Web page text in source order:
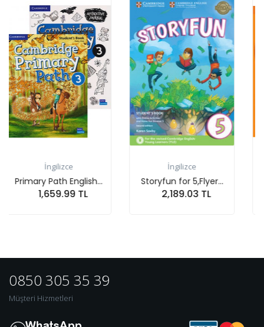
English... Storyfun for 5,Flyer... Super
0850 305 35 39
Müşteri Hizmetleri